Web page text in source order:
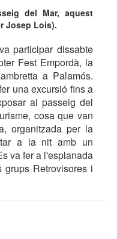
del Mar, aquest
Josep Lois).
participar dissabte
Fest Empordà, la
a Palamós.
una excursió fins a
al passeig del
cosa que van
organitzada per la
a la nit amb un
va fer a l'esplanada
Retrovisores i